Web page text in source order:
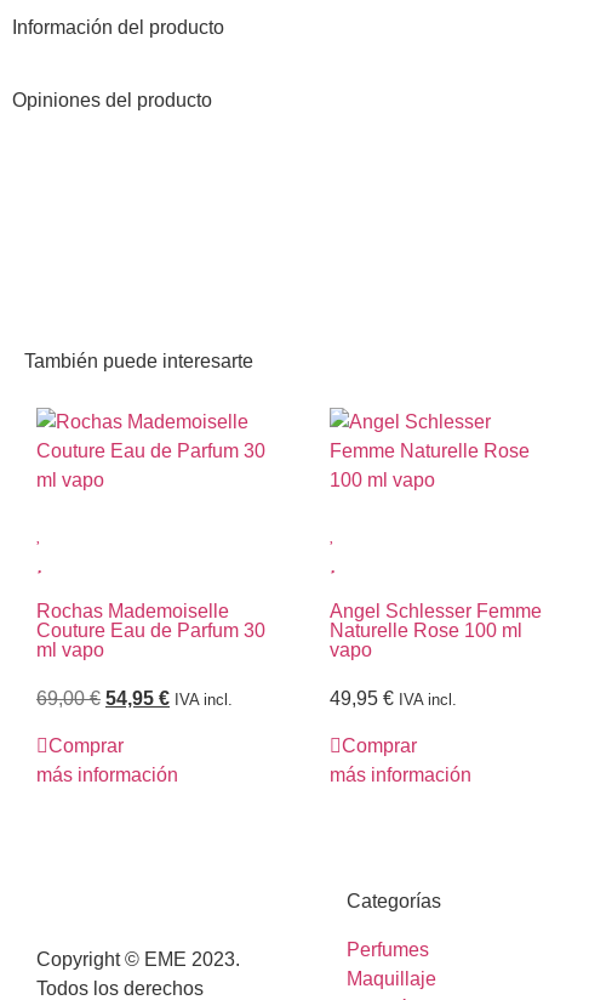
Información del producto
Opiniones del producto
También puede interesarte
Rochas Mademoiselle
Couture Eau de Parfum 30
ml vapo
69,00€ 54,95 € IVA incl.
Comprar
más información
Angel Schlesser Femme
Naturelle Rose 100 ml
vapo
49,95 € IVA incl.
Comprar
más información
Copyright © EME 2023.
Todos los derechos
Categorías
Perfumes
Maquillaje